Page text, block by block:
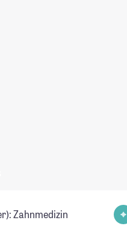
Studienfeld(er): Zahnmedizin